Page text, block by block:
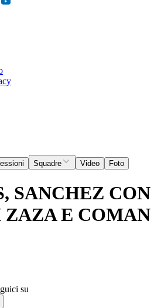
Squadre Video Foto
SANCHEZ CON
E COMAN
su